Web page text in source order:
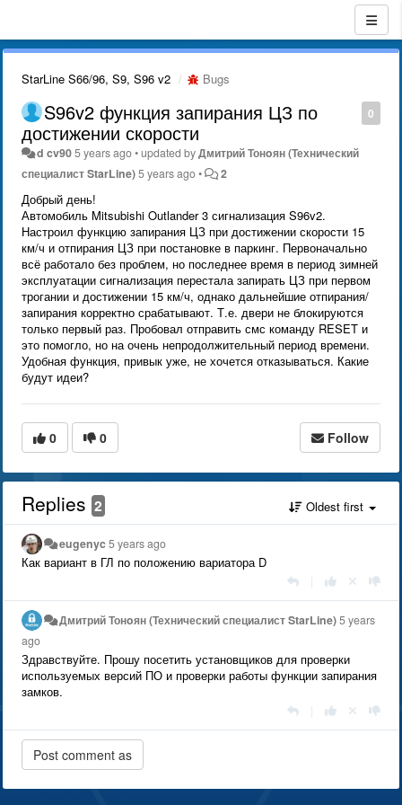
StarLine S66/96, S9, S96 v2 Bugs
0
S96v2 функция запирания ЦЗ по
достижении скорости
d cv905 years ago•updated byДмитрий Тонoян (Технический
специалист StarLine)5 years ago• 2
Добрый день!
Автомобиль Mitsubishi Outlander 3 сигнализация S96v2.
Настроил функцию запирания ЦЗ при достижении скорости 15
км/ч и отпирания ЦЗ при постановке в паркинг. Первоначально
всё работало без проблем, но последнее время в период зимней
эксплуатации сигнализация перестала запирать ЦЗ при первом
трогании и достижении 15 км/ч, однако дальнейшие отпирания/
запирания корректно срабатывают. Т.е. двери не блокируются
только первый раз. Пробовал отправить смс команду RESET и
это помогло, но на очень непродолжительный период времени.
Удобная функция, привык уже, не хочется отказываться. Какие
будут идеи?
0 0 Follow
Replies 2 Oldest first
eugenyc5 years ago
Как вариант в ГЛ по положению вариатора D
Дмитрий Тонoян (Технический специалист StarLine)5 years
ago
Здравствуйте. Прошу посетить установщиков для проверки
используемых версий ПО и проверки работы функции запирания
замков.